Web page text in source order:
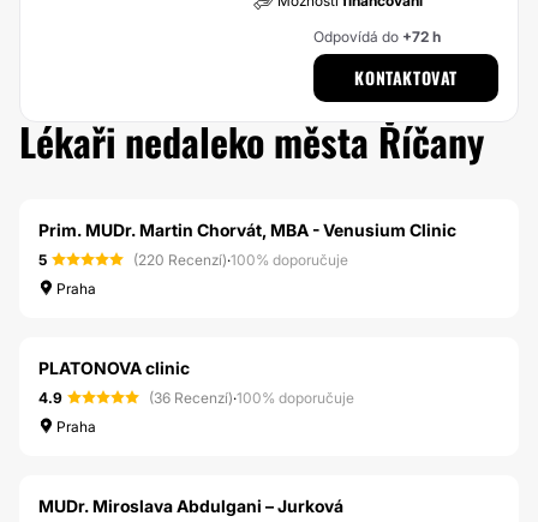
Odpovídá do +72 h
KONTAKTOVAT
Lékaři nedaleko města Říčany
Prim. MUDr. Martin Chorvát, MBA - Venusium Clinic
5 (220 Recenzí)·100% doporučuje
Praha
PLATONOVA clinic
4.9 (36 Recenzí)·100% doporučuje
Praha
MUDr. Miroslava Abdulgani – Jurková